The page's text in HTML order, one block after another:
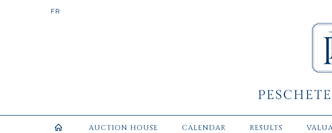
AUCTION HOUSE CALENDAR RESULTS